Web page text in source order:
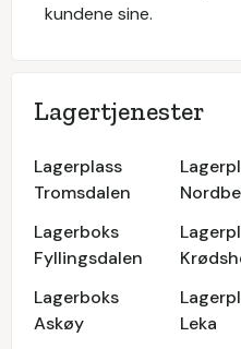
kundene sine.
Lagertjenester
Lagerplass
Tromsdalen
Lagerboks
Fyllingsdalen
Lagerboks
Askøy
Leka